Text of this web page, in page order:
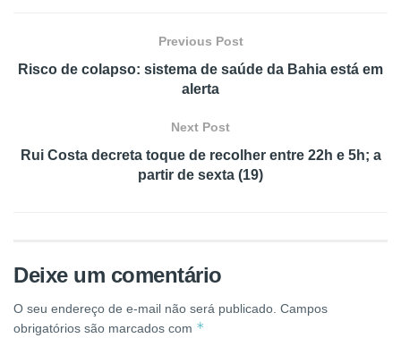
Previous Post
Risco de colapso: sistema de saúde da Bahia está em
alerta
Next Post
Rui Costa decreta toque de recolher entre 22h e 5h; a
partir de sexta (19)
Deixe um comentário
O seu endereço de e-mail não será publicado. Campos
obrigatórios são marcados com *